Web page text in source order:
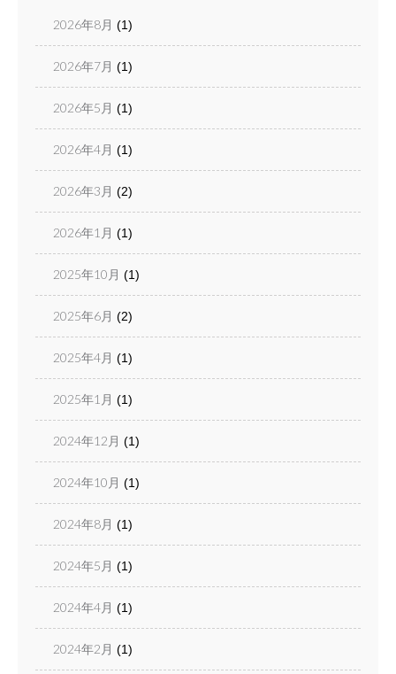
2026年8月 (1)
2026年7月 (1)
2026年5月 (1)
2026年4月 (1)
2026年3月 (2)
2026年1月 (1)
2025年10月 (1)
2025年6月 (2)
2025年4月 (1)
2025年1月 (1)
2024年12月 (1)
2024年10月 (1)
2024年8月 (1)
2024年5月 (1)
2024年4月 (1)
2024年2月 (1)